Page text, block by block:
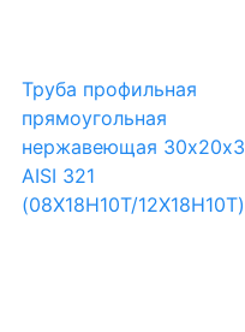
Труба профильная
прямоугольная
нержавеющая 30х20х3
AISI 321
(08Х18Н10Т/12Х18Н10Т)